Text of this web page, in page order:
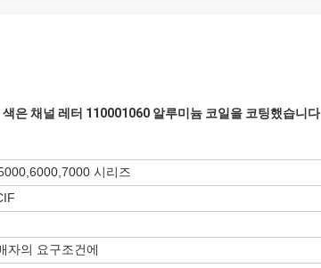
습니다!
은 채널 레터 110001060 알루미늄 코일을 코팅했습니다
시리즈
자의 요구조건에